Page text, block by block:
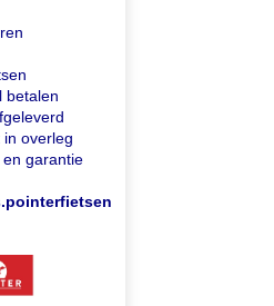
betalen
overleg
garantie